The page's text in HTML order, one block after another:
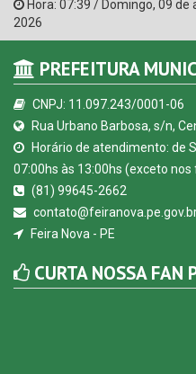
Hora: 07:39 / Domingo, 09 de
2026
PREFEITURA
CNPJ: 11.097.243/0001-06
Rua Urbano Barbosa, s/n,
Horário de atendimento: de
07:00hs às 13:00hs (exceto
(81) 99645-2662
Feira Nova - PE
CURTA NOSSA FAN